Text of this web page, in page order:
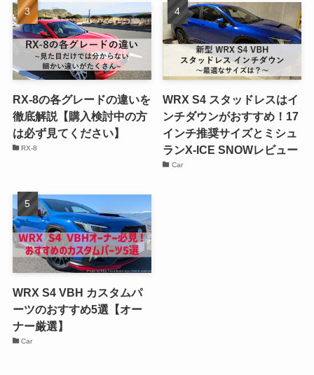
RX-8の各グレードの違いを
徹底解説【購入検討中の方
は必ず見てください】
RX-8
WRX S4 スタッドレスはイ
ンチダウンがおすすめ！17
インチ推奨サイズとミシュ
ランX-ICE SNOWレビュー
Car
WRX S4 VBH カスタムパ
ーツのおすすめ5選【オー
ナー厳選】
Car